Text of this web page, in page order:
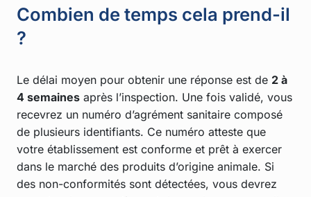
Combien de temps cela prend-il
?
Le délai moyen pour obtenir une réponse est de 2 à
4 semainesaprès l’inspection. Une fois validé, vous
recevrez un numéro d’agrément sanitaire composé
de plusieurs identifiants. Ce numéro atteste que
votre établissement est conforme et prêt à exercer
dans le marché des produits d’origine animale. Si
des non-conformités sont détectées, vous devrez